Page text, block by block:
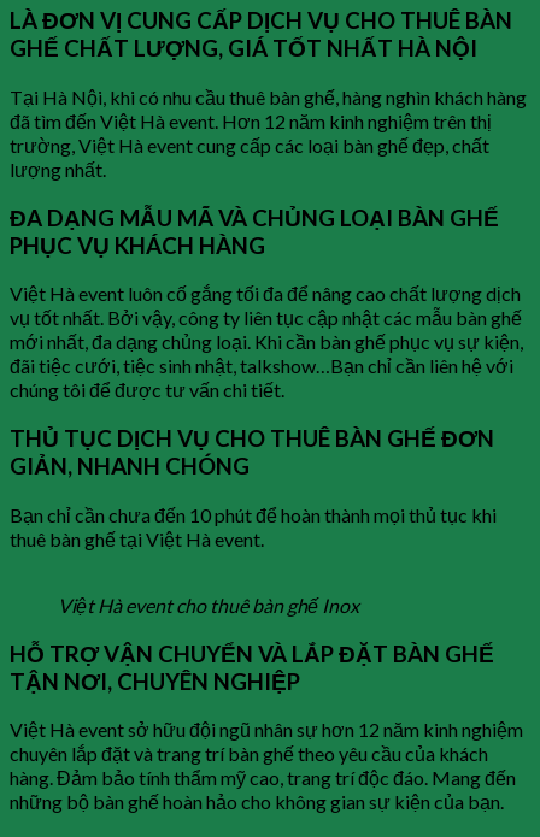
LÀ ĐƠN VỊ CUNG CẤP DỊCH VỤ CHO THUÊ BÀN
GHẾ CHẤT LƯỢNG, GIÁ TỐT NHẤT HÀ NỘI
Tại Hà Nội, khi có nhu cầu thuê bàn ghế, hàng nghìn khách hàng
đã tìm đến Việt Hà event. Hơn 12 năm kinh nghiệm trên thị
trường, Việt Hà event cung cấp các loại bàn ghế đẹp, chất
lượng nhất.
ĐA DẠNG MẪU MÃ VÀ CHỦNG LOẠI BÀN GHẾ
PHỤC VỤ KHÁCH HÀNG
Việt Hà event luôn cố gắng tối đa để nâng cao chất lượng dịch
vụ tốt nhất. Bởi vậy, công ty liên tục cập nhật các mẫu bàn ghế
mới nhất, đa dạng chủng loại. Khi cần bàn ghế phục vụ sự kiện,
đãi tiệc cưới, tiệc sinh nhật, talkshow…Bạn chỉ cần liên hệ với
chúng tôi để được tư vấn chi tiết.
THỦ TỤC DỊCH VỤ CHO THUÊ BÀN GHẾ ĐƠN
GIẢN, NHANH CHÓNG
Bạn chỉ cần chưa đến 10 phút để hoàn thành mọi thủ tục khi
thuê bàn ghế tại Việt Hà event.
Việt Hà event cho thuê bàn ghế Inox
HỖ TRỢ VẬN CHUYỂN VÀ LẮP ĐẶT BÀN GHẾ
TẬN NƠI, CHUYÊN NGHIỆP
Việt Hà event sở hữu đội ngũ nhân sự hơn 12 năm kinh nghiệm
chuyên lắp đặt và trang trí bàn ghế theo yêu cầu của khách
hàng. Đảm bảo tính thẩm mỹ cao, trang trí độc đáo. Mang đến
những bộ bàn ghế hoàn hảo cho không gian sự kiện của bạn.